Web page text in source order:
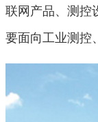
联网产品、测控
要面向工业测控